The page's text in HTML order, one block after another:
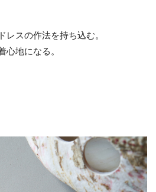
レスの作法を持ち込む。
心地になる。